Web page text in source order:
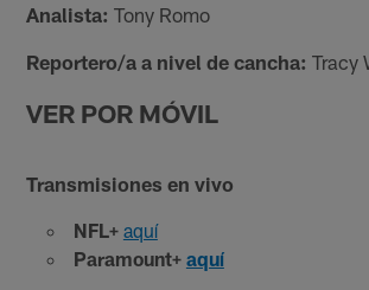
Analista: Tony Romo
Reportero/a a nivel de cancha: Tracy
VER POR MÓVIL
Transmisiones en vivo
NFL+ aquí
Paramount+ aquí